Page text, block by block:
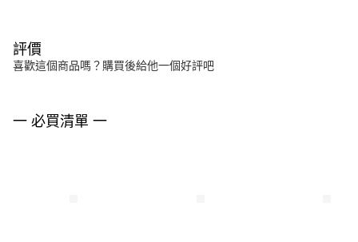
評價
喜歡這個商品嗎？購買後給他一個好評吧
一 必買清單 一